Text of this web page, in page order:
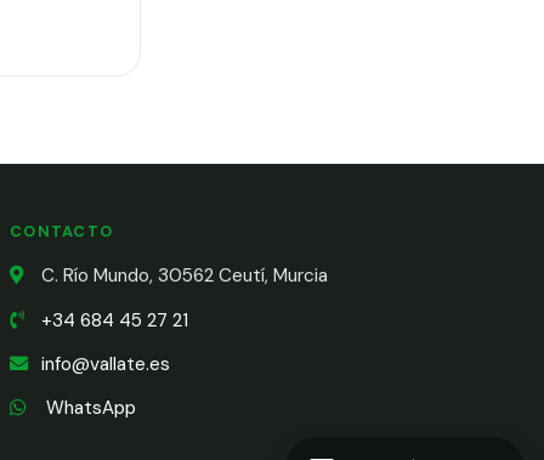
CONTACTO
C. Río Mundo, 30562 Ceutí, Murcia
+34 684 45 27 21
info@vallate.es
WhatsApp